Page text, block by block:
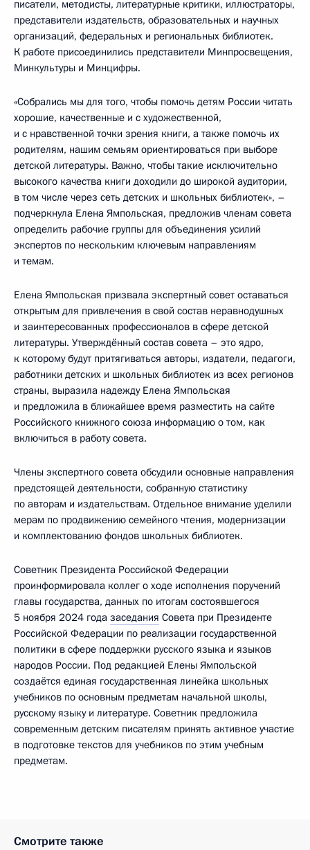
писатели, методисты, литературные критики, иллюстраторы,
представители издательств, образовательных и научных
организаций, федеральных и региональных библиотек.
К работе присоединились представители Минпросвещения,
Минкультуры и Минцифры.
«Собрались мы для того, чтобы помочь детям России читать
хорошие, качественные и с художественной,
и с нравственной точки зрения книги, а также помочь их
родителям, нашим семьям ориентироваться при выборе
детской литературы. Важно, чтобы такие исключительно
высокого качества книги доходили до широкой аудитории,
в том числе через сеть детских и школьных библиотек», –
подчеркнула Елена Ямпольская, предложив членам совета
определить рабочие группы для объединения усилий
экспертов по нескольким ключевым направлениям
и темам.
Елена Ямпольская призвала экспертный совет оставаться
открытым для привлечения в свой состав неравнодушных
и заинтересованных профессионалов в сфере детской
литературы. Утверждённый состав совета – это ядро,
к которому будут притягиваться авторы, издатели, педагоги,
работники детских и школьных библиотек из всех регионов
страны, выразила надежду Елена Ямпольская
и предложила в ближайшее время разместить на сайте
Российского книжного союза информацию о том, как
включиться в работу совета.
Члены экспертного совета обсудили основные направления
предстоящей деятельности, собранную статистику
по авторам и издательствам. Отдельное внимание уделили
мерам по продвижению семейного чтения, модернизации
и комплектованию фондов школьных библиотек.
Советник Президента Российской Федерации
проинформировала коллег о ходе исполнения поручений
главы государства, данных по итогам состоявшегося
5 ноября 2024 года заседания Совета при Президенте
Российской Федерации по реализации государственной
политики в сфере поддержки русского языка и языков
народов России. Под редакцией Елены Ямпольской
создаётся единая государственная линейка школьных
учебников по основным предметам начальной школы,
русскому языку и литературе. Советник предложила
современным детским писателям принять активное участие
в подготовке текстов для учебников по этим учебным
предметам.
Смотрите также